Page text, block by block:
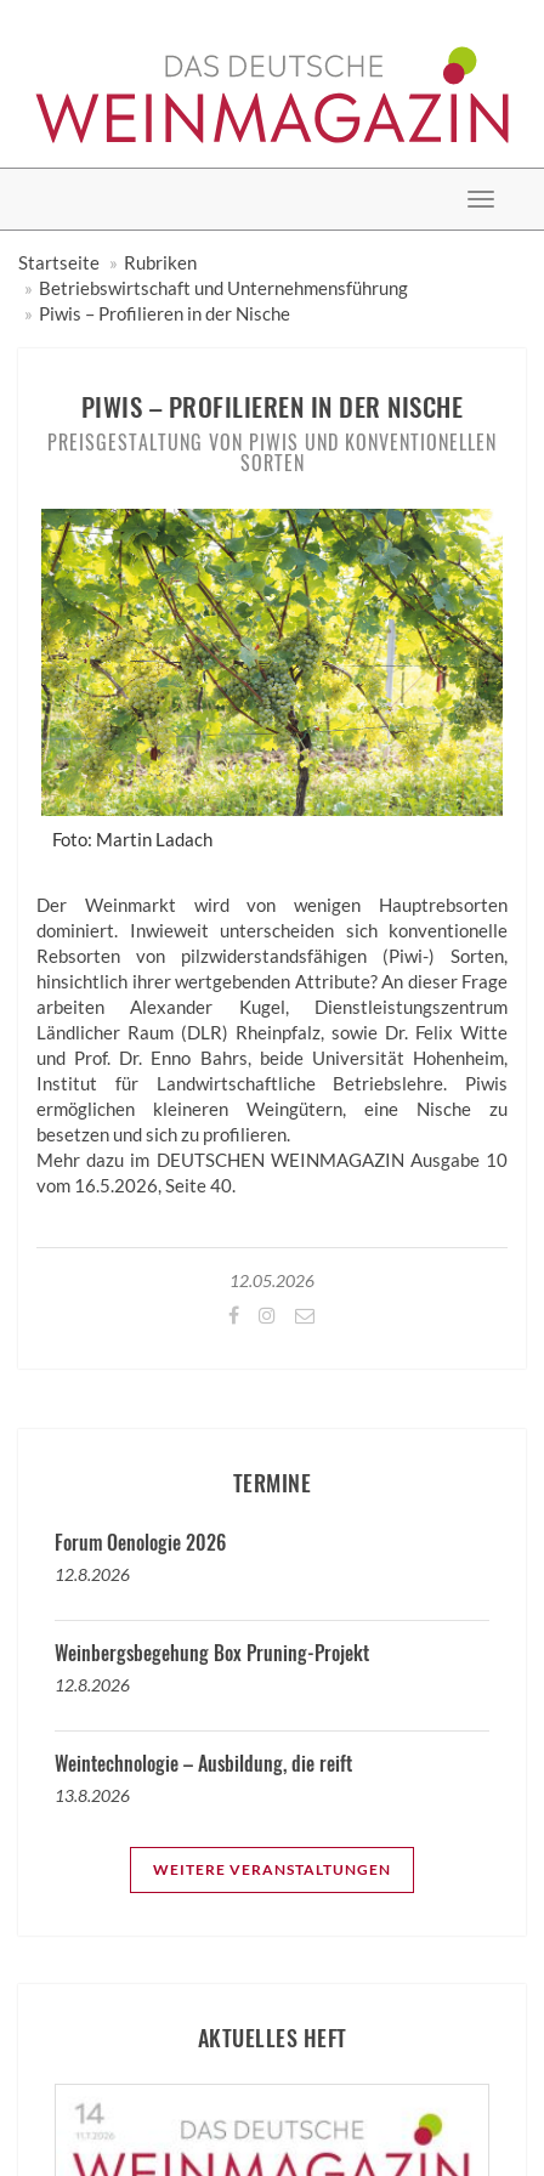
Toggle
Startseite
Rubriken
Betriebswirtschaft und Unternehmensführung
Piwis – Profilieren in der Nische
PIWIS – PROFILIEREN IN DER NISCHE
PREISGESTALTUNG VON PIWIS UND KONVENTIONELLEN
SORTEN
Foto: Martin Ladach
Der Weinmarkt wird von wenigen Hauptrebsorten
dominiert. Inwieweit unterscheiden sich konventionelle
Rebsorten von pilzwiderstandsfähigen (Piwi-) Sorten,
hinsichtlich ihrer wertgebenden Attribute? An dieser Frage
arbeiten Alexander Kugel, Dienstleistungszentrum
Ländlicher Raum (DLR) Rheinpfalz, sowie Dr. Felix Witte
und Prof. Dr. Enno Bahrs, beide Universität Hohenheim,
Institut für Landwirtschaftliche Betriebslehre. Piwis
ermöglichen kleineren Weingütern, eine Nische zu
besetzen und sich zu profilieren.
Mehr dazu im DEUTSCHEN WEINMAGAZIN Ausgabe 10
vom 16.5.2026, Seite 40.
12.05.2026
TERMINE
Forum Oenologie 2026
12.8.2026
Weinbergsbegehung Box Pruning-Projekt
12.8.2026
Weintechnologie – Ausbildung, die reift
13.8.2026
WEITERE VERANSTALTUNGEN
AKTUELLES HEFT